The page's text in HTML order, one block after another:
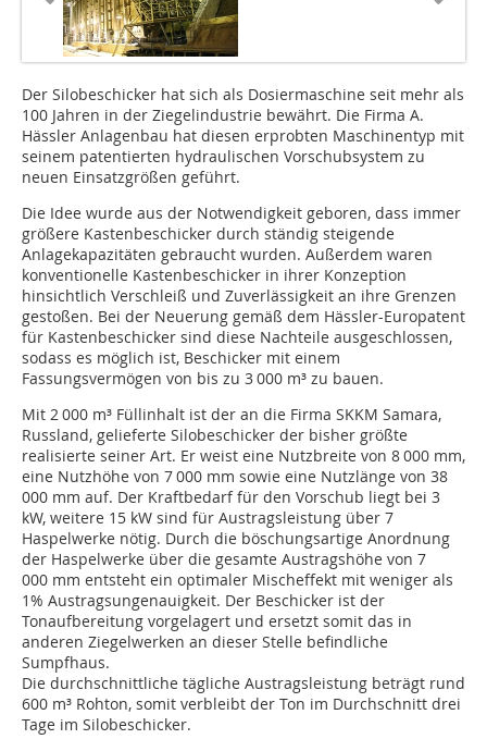
Der Silobeschicker hat sich als Dosiermaschine seit mehr als
100 Jahren in der Ziegelindustrie bewährt. Die Firma A.
Hässler Anlagenbau hat diesen erprobten Maschinentyp mit
seinem patentierten hydraulischen Vorschubsystem zu
neuen Einsatzgrößen geführt.
Die Idee wurde aus der Notwendigkeit geboren, dass immer
größere Kastenbeschicker durch ständig steigende
Anlagekapazitäten gebraucht wurden. Außerdem waren
konventionelle Kastenbeschicker in ihrer Konzeption
hinsichtlich Verschleiß und Zuverlässigkeit an ihre Grenzen
gestoßen. Bei der Neuerung gemäß dem Hässler-Europatent
für Kastenbeschicker sind diese Nachteile ausgeschlossen,
sodass es möglich ist, Beschicker mit einem
Fassungsvermögen von bis zu 3 000 m³ zu bauen.
Mit 2 000 m³ Füllinhalt ist der an die Firma SKKM Samara,
Russland, gelieferte Silobeschicker der bisher größte
realisierte seiner Art. Er weist eine Nutzbreite von 8 000 mm,
eine Nutzhöhe von 7 000 mm sowie eine Nutzlänge von 38
000 mm auf. Der Kraftbedarf für den Vorschub liegt bei 3
kW, weitere 15 kW sind für Austragsleistung über 7
Haspelwerke nötig. Durch die böschungsartige Anordnung
der Haspelwerke über die gesamte Austragshöhe von 7
000 mm entsteht ein optimaler Misch­effekt mit weniger als
1% Austragsungenauigkeit. Der Beschicker ist der
Tonaufbereitung vorgelagert und ersetzt somit das in
anderen Ziegelwerken an dieser Stelle befindliche
Sumpfhaus.
Die durchschnittliche tägliche Austragsleistung beträgt rund
600 m³ Rohton, somit verbleibt der Ton im Durchschnitt drei
Tage im Silobeschicker.